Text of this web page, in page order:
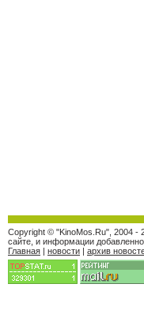
Copyright © "KinoMos.Ru", 2004 -
сайте, и информации
Главная | новости | архив